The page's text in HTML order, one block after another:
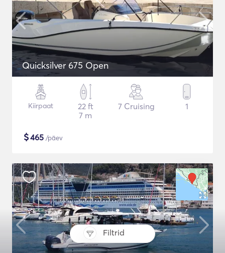
Filtrid
Quicksilver 675 Open
Kiirpaat
22 ft
7 m
7 Cruising 1
$465 /päev